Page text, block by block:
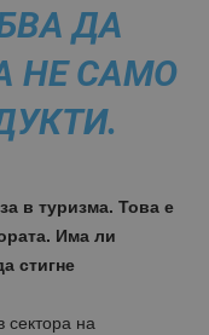
ДА
НЕ САМО
в туризма. Това е
Има ли
стигне
сектора на